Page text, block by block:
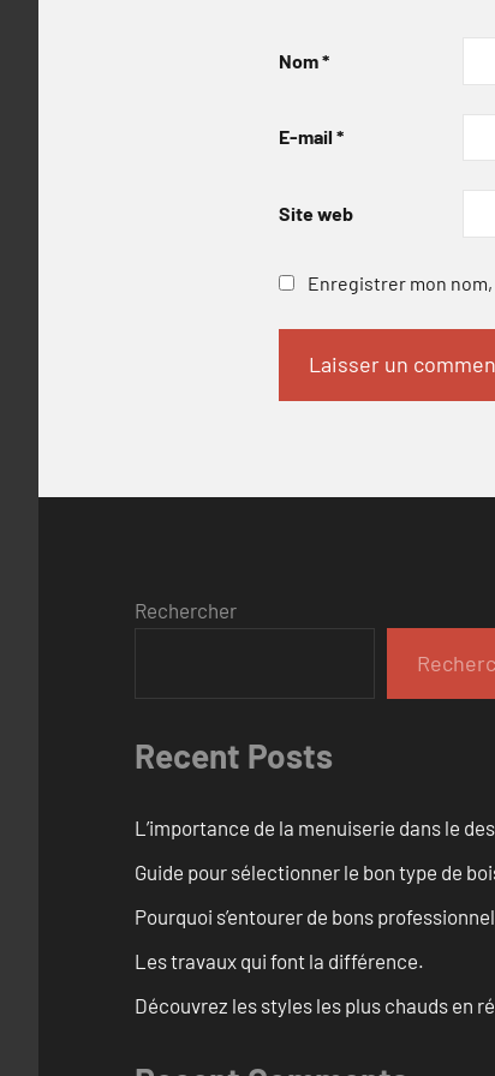
Nom*
E-mail *
Site web
Enregistrer mon
Rechercher
Recent Posts
L’importance de la menuiserie dans le
Guide pour sélectionner le bon type de
Pourquoi s’entourer de bons
Les travaux qui font la différence.
Découvrez les styles les plus chauds en